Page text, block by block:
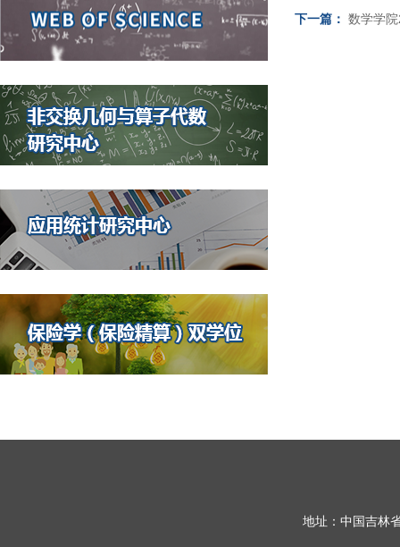
下一篇： 数学学
地址：中国吉林